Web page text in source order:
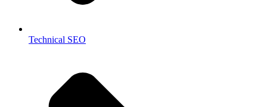
Technical SEO